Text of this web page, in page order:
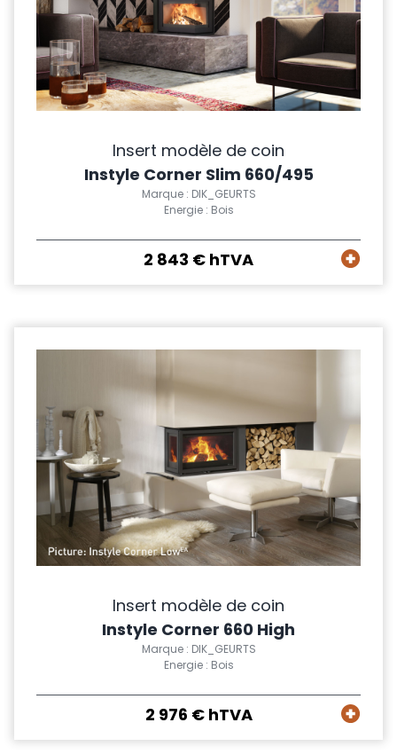
Insert modèle de coin
Instyle Corner Slim 660/495
Marque : DIK_GEURTS
Energie : Bois
2 843 € hTVA
Insert modèle de coin
Instyle Corner 660 High
Marque : DIK_GEURTS
Energie : Bois
2 976 € hTVA